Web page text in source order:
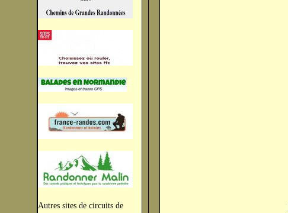
Autres sites de circuits de